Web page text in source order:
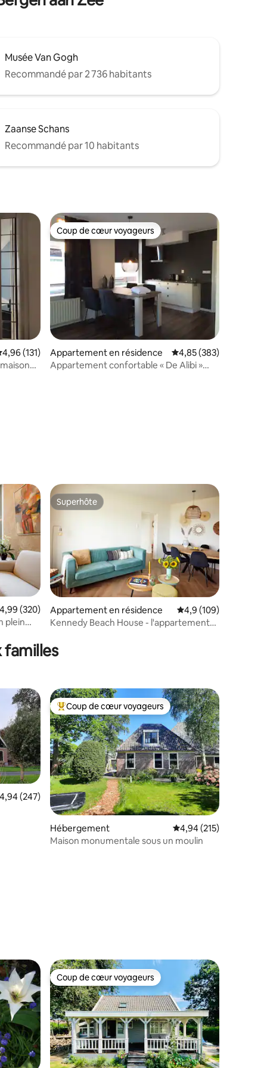
Musée Van Gogh
Recommandé par 2 736 habitants
Zaanse Schans
Recommandé par 10 habitants
: 4,92 sur 5
appréciés
moyenne sur la base de 131 commentaires : 4,96 sur 5
4,96 (131)
Coup de cœur voyageurs
Coup de cœur voyageurs
Appartement en résidence Évaluation moyenne
4,85 (383)
Appartement confortable « De Alibi »
: 4,99 sur 5
appréciés
moyenne sur la base de 320 commentaires : 4,99 sur 5
4,99 (320)
plein
Superhôte
Superhôte
Appartement en résidence Évaluation moyenne
4,9 (109)
Kennedy Beach House - l'appartement
familles
: 4,92 sur 5
appréciés
moyenne sur la base de 247 commentaires : 4,94 sur 5
4,94 (247)
Coups de cœur voyageurs les plus appréciés
Coup de cœur voyageurs
Hébergement Évaluation moyenne
4,94 (215)
Maison monumentale sous un moulin
Coup de cœur voyageurs
Coup de cœur voyageurs